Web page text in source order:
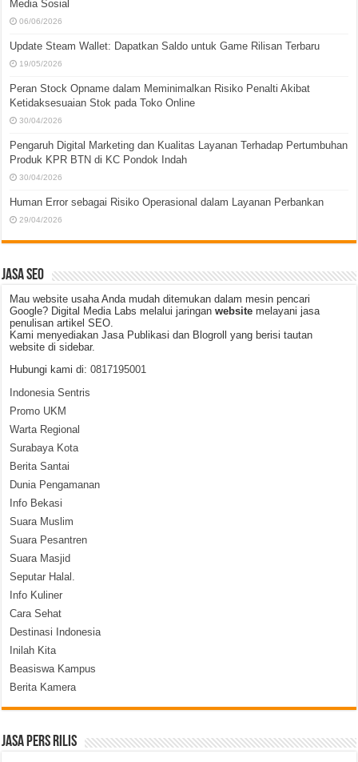
Media Sosial
06/06/2026
Update Steam Wallet: Dapatkan Saldo untuk Game Rilisan Terbaru
19/05/2026
Peran Stock Opname dalam Meminimalkan Risiko Penalti Akibat
Ketidaksesuaian Stok pada Toko Online
30/04/2026
Pengaruh Digital Marketing dan Kualitas Layanan Terhadap Pertumbuhan
Produk KPR BTN di KC Pondok Indah
30/04/2026
Human Error sebagai Risiko Operasional dalam Layanan Perbankan
29/04/2026
JASA SEO
Mau website usaha Anda mudah ditemukan dalam mesin pencari
Google? Digital Media Labs melalui jaringanwebsitemelayani jasa
penulisan artikel SEO.
Kami menyediakan Jasa Publikasi dan Blogroll yang berisi tautan
website di sidebar.
Hubungi kami di:0817195001
Indonesia Sentris
Promo UKM
Warta Regional
Surabaya Kota
Berita Santai
Dunia Pengamanan
Info Bekasi
Suara Muslim
Suara Pesantren
Suara Masjid
Seputar Halal.
Info Kuliner
Cara Sehat
Destinasi Indonesia
Inilah Kita
Beasiswa Kampus
Berita Kamera
Jasa Pers Rilis